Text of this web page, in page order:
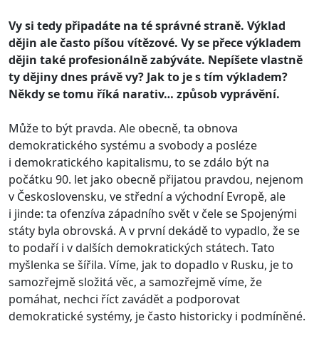
Vy si tedy připadáte na té správné straně. Výklad
dějin ale často píšou vítězové. Vy se přece výkladem
dějin také profesionálně zabýváte. Nepíšete vlastně
ty dějiny dnes právě vy? Jak to je s tím výkladem?
Někdy se tomu říká narativ… způsob vyprávění.
Může to být pravda. Ale obecně, ta obnova
demokratického systému a svobody a posléze
i demokratického kapitalismu, to se zdálo být na
počátku 90. let jako obecně přijatou pravdou, nejenom
v Československu, ve střední a východní Evropě, ale
i jinde: ta ofenzíva západního svět v čele se Spojenými
státy byla obrovská. A v první dekádě to vypadlo, že se
to podaří i v dalších demokratických státech. Tato
myšlenka se šířila. Víme, jak to dopadlo v Rusku, je to
samozřejmě složitá věc, a samozřejmě víme, že
pomáhat, nechci říct zavádět a podporovat
demokratické systémy, je často historicky i podmíněné.